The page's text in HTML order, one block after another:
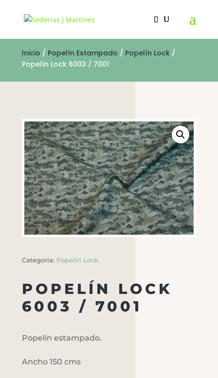
Inicio / Popelín Estampado / Popelín Lock/
Popelín Lock 6003 / 7001
Categoría: Popelín Lock
POPELÍN LOCK
6003 / 7001
Popelín estampado.
Ancho 150 cms